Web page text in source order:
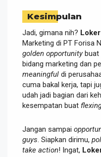
Kesimpulan
Jadi, gimana nih?
Marketing di PT Forisa
golden opportunitybuat
bidang marketing dan
meaningful di
cuma bakal kerja, tapi
udah jadi bagian dari
kesempatan buat
Jangan sampai
guys . Siapkan dirimu,
take action! Ingat,